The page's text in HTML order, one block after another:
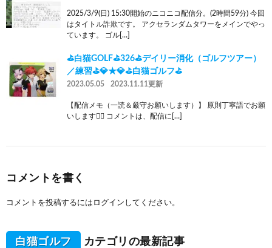
2025/3/9(日) 15:30開始のニコニコ配信分。(2時間59分) 今回
はタイトル詐欺です。 アクセランダムタワーをメインでやっ
ています。 ゴル[…]
⛳白猫GOLF⛳326⛳デイリー消化（ゴルフツアー）
／練習⛳💎★💎⛳白猫ゴルフ⛳
2023.05.05 2023.11.11更新
【配信メモ（一読＆厳守お願いします）】 原則丁寧語でお願
いします🙇‍♂️ コメントは、配信に[…]
コメントを書く
コメントを投稿するには ログイン してください。
白猫ゴルフ カテゴリの最新記事